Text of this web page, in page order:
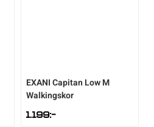
EXANICapitan Low M
Walkingskor
1.199:-